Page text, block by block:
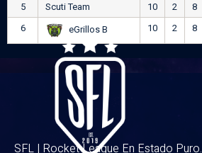
5 Scuti Team 10 2 8
6
eGrillos B 10 2 8
SFL | Rocket League En Estado Puro.